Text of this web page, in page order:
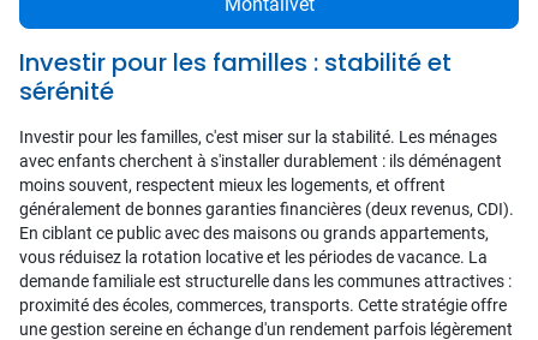
Investir pour les familles : stabilité et
sérénité
Investir pour les familles, c'est miser sur la stabilité. Les ménages
avec enfants cherchent à s'installer durablement : ils déménagent
moins souvent, respectent mieux les logements, et offrent
généralement de bonnes garanties financières (deux revenus, CDI).
En ciblant ce public avec des maisons ou grands appartements,
vous réduisez la rotation locative et les périodes de vacance. La
demande familiale est structurelle dans les communes attractives :
proximité des écoles, commerces, transports. Cette stratégie offre
une gestion sereine en échange d'un rendement parfois légèrement